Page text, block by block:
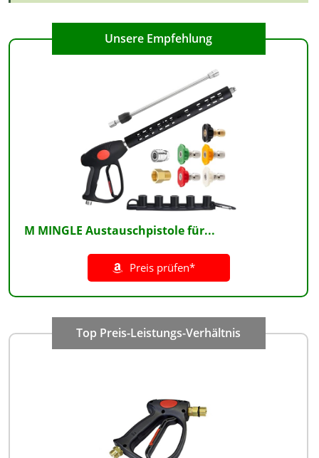
M MINGLE Austauschpistole für...
Preis prüfen*